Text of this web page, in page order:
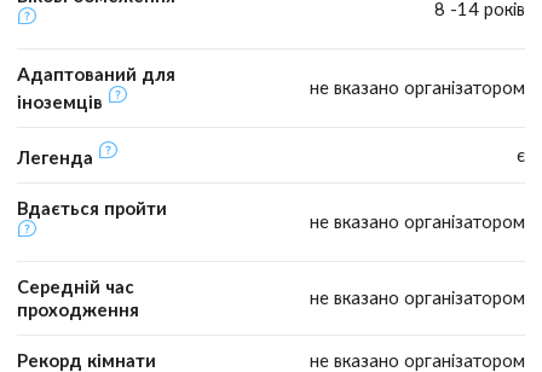
8 -14 років
Адаптований для
іноземців
не вказано організатором
Легенда є
Вдається пройти
не вказано організатором
Середній час
проходження
не вказано організатором
Рекорд кімнати не вказано організатором